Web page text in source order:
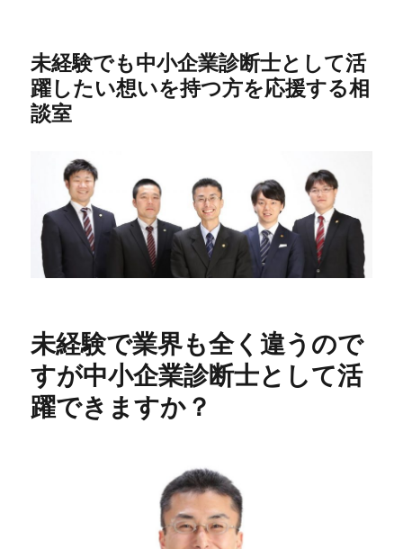
未経験でも中小企業診断士として活
躍したい想いを持つ方を応援する相
談室
未経験で業界も全く違うので
すが中小企業診断士として活
躍できますか？